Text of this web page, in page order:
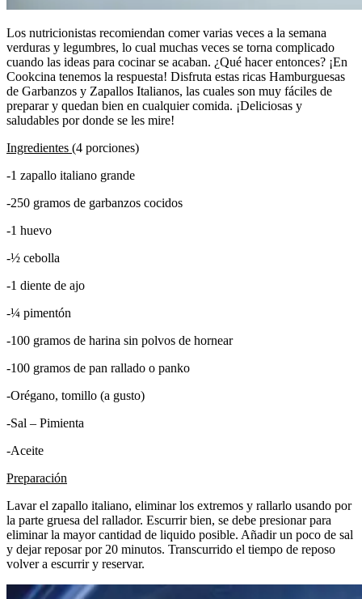
Los nutricionistas recomiendan comer varias veces a la semana
verduras y legumbres, lo cual muchas veces se torna complicado
cuando las ideas para cocinar se acaban. ¿Qué hacer entonces? ¡En
Cookcina tenemos la respuesta! Disfruta estas ricas Hamburguesas
de Garbanzos y Zapallos Italianos, las cuales son muy fáciles de
preparar y quedan bien en cualquier comida. ¡Deliciosas y
saludables por donde se les mire!
Ingredientes (4 porciones)
-1 zapallo italiano grande
-250 gramos de garbanzos cocidos
-1 huevo
-½ cebolla
-1 diente de ajo
-¼ pimentón
-100 gramos de harina sin polvos de hornear
-100 gramos de pan rallado o panko
-Orégano, tomillo (a gusto)
-Sal – Pimienta
-Aceite
Preparación
Lavar el zapallo italiano, eliminar los extremos y rallarlo usando por
la parte gruesa del rallador. Escurrir bien, se debe presionar para
eliminar la mayor cantidad de liquido posible. Añadir un poco de sal
y dejar reposar por 20 minutos. Transcurrido el tiempo de reposo
volver a escurrir y reservar.